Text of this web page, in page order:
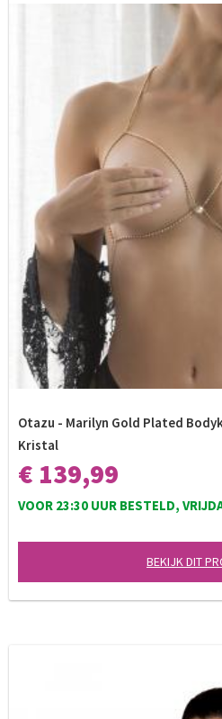
Otazu - Marilyn Gold Plated
Kristal
€ 139,99
VOOR 23:30 UUR BESTELD,
BEKIJK DIT